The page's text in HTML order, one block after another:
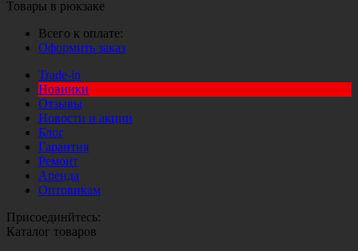
Товары в рюкзаке
Всего к оплате:
Оформить заказ
Trade-in
Новинки
Отзывы
Новости и акции
Блог
Гарантия
Ремонт
Аренда
Оптовикам
Присоединйтесь:
Каталог товаров